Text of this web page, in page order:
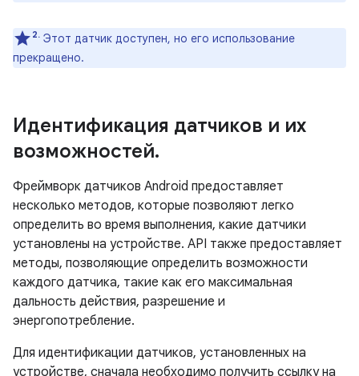
2. Этот датчик доступен, но его использование
прекращено.
Идентификация датчиков и их
возможностей.
Фреймворк датчиков Android предоставляет
несколько методов, которые позволяют легко
определить во время выполнения, какие датчики
установлены на устройстве. API также предоставляет
методы, позволяющие определить возможности
каждого датчика, такие как его максимальная
дальность действия, разрешение и
энергопотребление.
Для идентификации датчиков, установленных на
устройстве, сначала необходимо получить ссылку на